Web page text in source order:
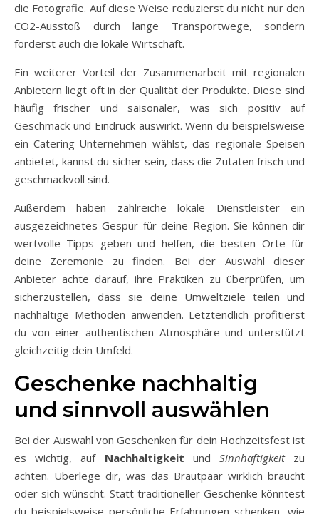
die Fotografie. Auf diese Weise reduzierst du nicht nur den
CO2-Ausstoß durch lange Transportwege, sondern
förderst auch die lokale Wirtschaft.
Ein weiterer Vorteil der Zusammenarbeit mit regionalen
Anbietern liegt oft in der Qualität der Produkte. Diese sind
häufig frischer und saisonaler, was sich positiv auf
Geschmack und Eindruck auswirkt. Wenn du beispielsweise
ein Catering-Unternehmen wählst, das regionale Speisen
anbietet, kannst du sicher sein, dass die Zutaten frisch und
geschmackvoll sind.
Außerdem haben zahlreiche lokale Dienstleister ein
ausgezeichnetes Gespür für deine Region. Sie können dir
wertvolle Tipps geben und helfen, die besten Orte für
deine Zeremonie zu finden. Bei der Auswahl dieser
Anbieter achte darauf, ihre Praktiken zu überprüfen, um
sicherzustellen, dass sie deine Umweltziele teilen und
nachhaltige Methoden anwenden. Letztendlich profitierst
du von einer authentischen Atmosphäre und unterstützt
gleichzeitig dein Umfeld.
Geschenke nachhaltig
und sinnvoll auswählen
Bei der Auswahl von Geschenken für dein Hochzeitsfest ist
es wichtig, auf Nachhaltigkeit und Sinnhaftigkeitzu
achten. Überlege dir, was das Brautpaar wirklich braucht
oder sich wünscht. Statt traditioneller Geschenke könntest
du beispielsweise persönliche Erfahrungen schenken, wie